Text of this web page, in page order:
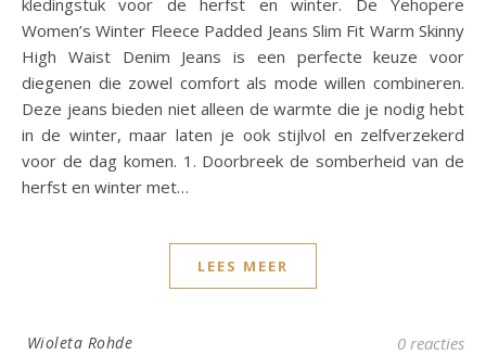
Women’s Winter Fleece Padded Jeans Slim Fit Warm Skinny
High Waist Denim Jeans is een perfecte keuze voor
diegenen die zowel comfort als mode willen combineren.
Deze jeans bieden niet alleen de warmte die je nodig hebt
in de winter, maar laten je ook stijlvol en zelfverzekerd
voor de dag komen. 1. Doorbreek de somberheid van de
herfst en winter met…
LEES MEER
Wioleta Rohde 0 reacties